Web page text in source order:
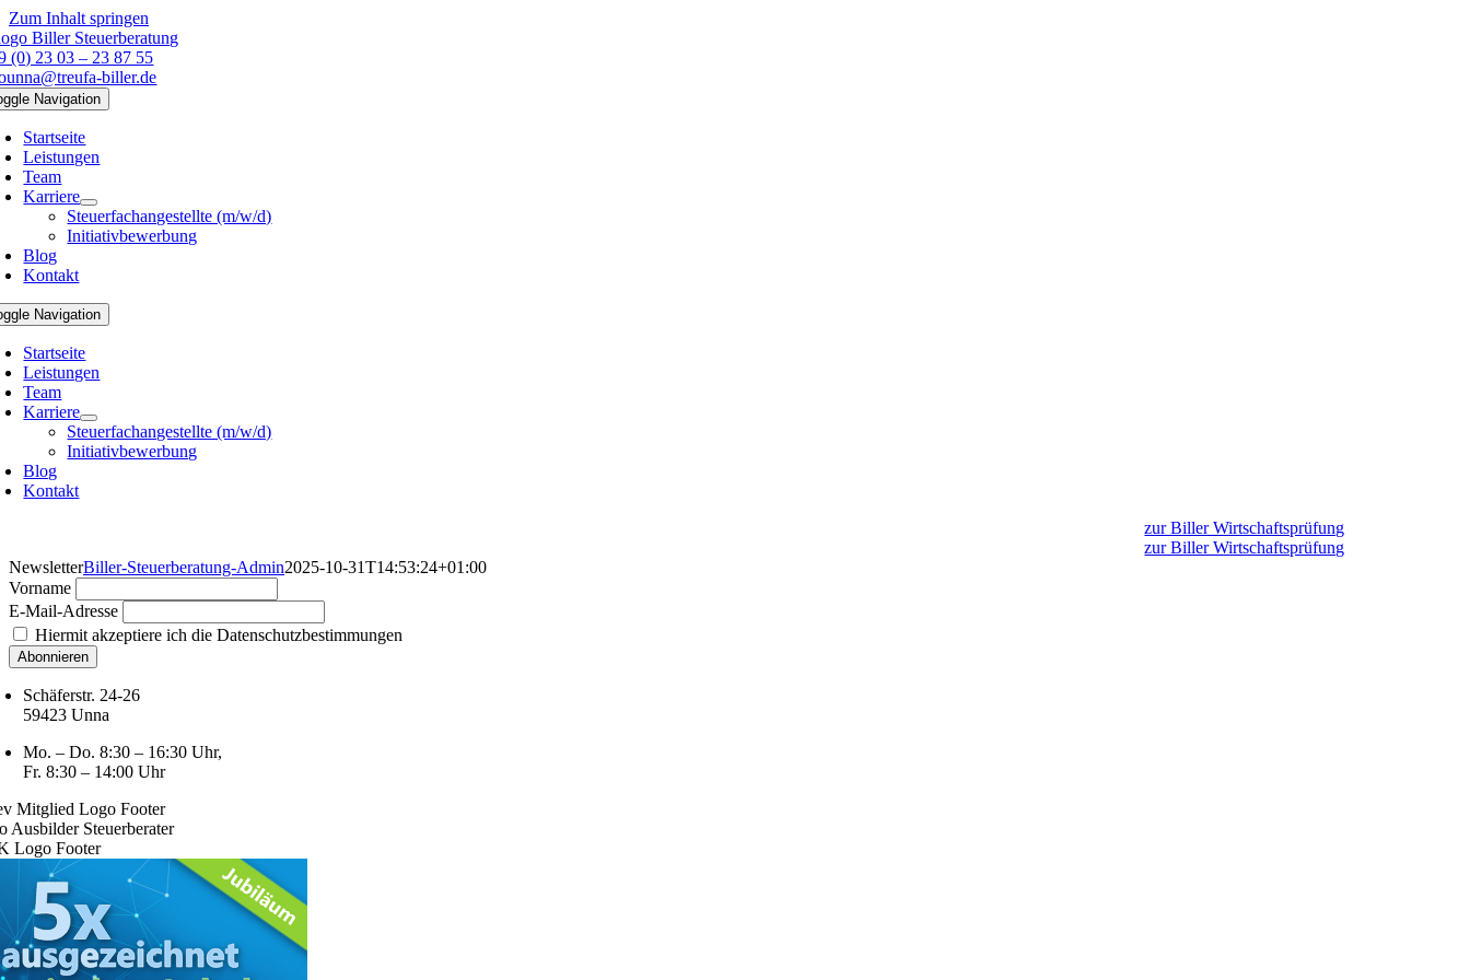
Zum Inhalt springen
(0) 23 03 – 23 87 55
biller.de
Navigation
Startseite
Leistungen
Team
Karriere
Steuerfachangestellte (m/w/d)
Initiativbewerbung
Blog
Kontakt
Navigation
Startseite
Leistungen
Team
Karriere
Steuerfachangestellte (m/w/d)
Initiativbewerbung
Blog
Kontakt
zur Biller Wirtschaftsprüfung
zur Biller Wirtschaftsprüfung
NewsletterBiller-Steuerberatung-Admin2025-10-31T14:53:24+01:00
Vorname
E-Mail-Adresse
Hiermit akzeptiere ich die Datenschutzbestimmungen
Schäferstr. 24-26
59423 Unna
Mo. – Do. 8:30 – 16:30 Uhr,
Fr. 8:30 – 14:00 Uhr